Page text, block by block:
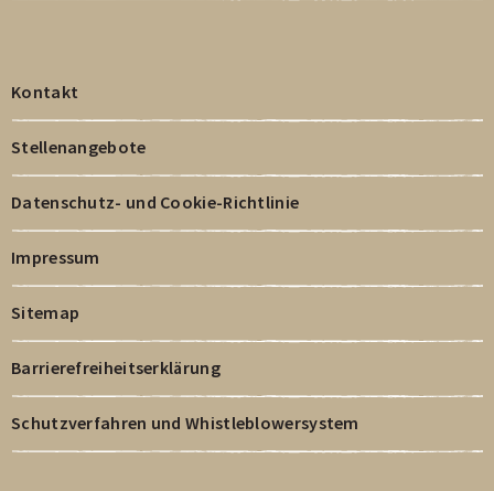
Kontakt
Stellenangebote
Datenschutz- und Cookie-Richtlinie
Impressum
Sitemap
Barrierefreiheitserklärung
Schutzverfahren und Whistleblowersystem